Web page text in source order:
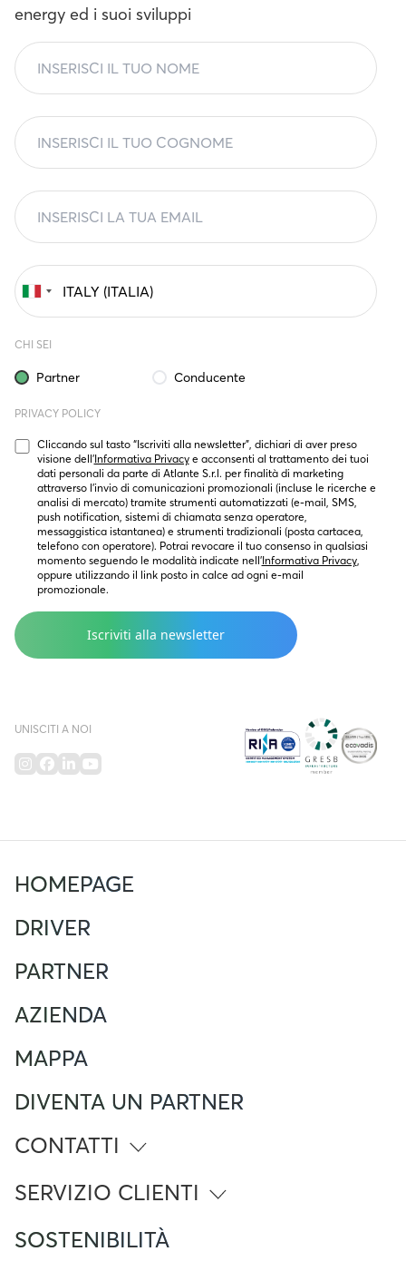
HOMEPAGE
DRIVER
PARTNER
AZIENDA
MAPPA
DIVENTA UN PARTNER
CONTATTI
SERVIZIO CLIENTI
800 961 624
SOSTENIBILITÀ
energy ed i suoi sviluppi
CHI SEI
Partner Conducente
PRIVACY POLICY
Cliccando sul tasto “Iscriviti alla newsletter”, dichiari di aver preso
visione dell’Informativa Privacy e acconsenti al trattamento dei tuoi
dati personali da parte di Atlante S.r.l. per finalità di marketing
attraverso l’invio di comunicazioni promozionali (incluse le ricerche e
analisi di mercato) tramite strumenti automatizzati (e-mail, SMS,
push notification, sistemi di chiamata senza operatore,
messaggistica istantanea) e strumenti tradizionali (posta cartacea,
telefono con operatore). Potrai revocare il tuo consenso in qualsiasi
momento seguendo le modalità indicate nell’Informativa Privacy,
oppure utilizzando il link posto in calce ad ogni e-mail
promozionale.
UNISCITI A NOI